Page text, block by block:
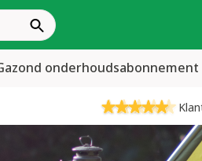
onderhoudsabonnement